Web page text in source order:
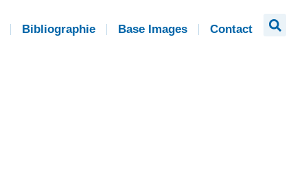
Bibliographie Base Images Contact